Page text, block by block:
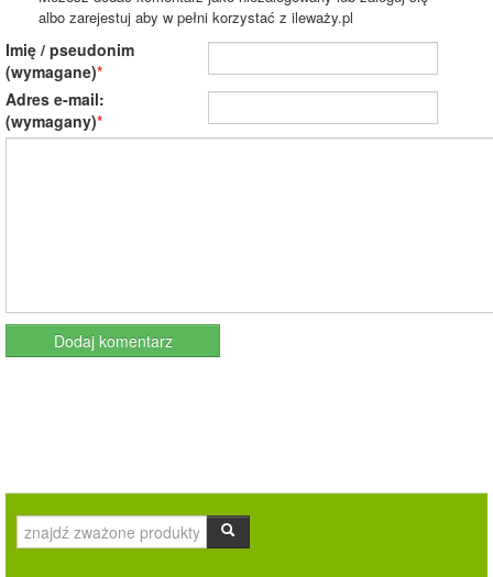
albo zarejestuj aby w pełni korzystać z ileważy.pl
Imię / pseudonim
(wymagane)
Adres e-mail:
(wymagany)